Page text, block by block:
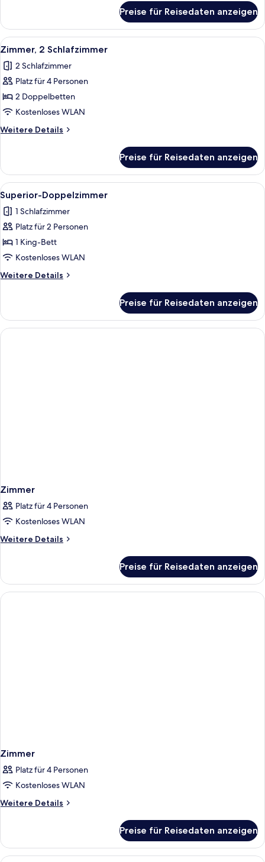
Doppelzimmer,
1 King-
Bett
Preise für Reisedaten anzeigen
Alle
Fotos
für
Zimmer,
2 Schlafzimmer
anzeigen
Ein Hotelzimmer mit einem großen
10
Zimmer, 2 Schlafzimmer
2 Schlafzimmer
Platz für 4 Personen
2 Doppelbetten
Kostenloses WLAN
Weitere Details
Weitere
2 Schlafzimmer
Preise für Reisedaten anzeigen
Alle
Fotos
für
Superior-
Doppelzimmer
anzeigen
Ein Hotelzimmer mit einem großen
11
Superior-Doppelzimmer
1 Schlafzimmer
Platz für 2 Personen
1 King-Bett
Kostenloses WLAN
Weitere Details
Weitere
Doppelzimmer
Preise für Reisedaten anzeigen
Zimmer
Platz für 4 Personen
Kostenloses WLAN
Weitere Details
Weitere
Preise für Reisedaten anzeigen
Zimmer
Platz für 4 Personen
Kostenloses WLAN
Weitere Details
Weitere
Preise für Reisedaten anzeigen
Schreibtisch, schallisolierte Zimmer,